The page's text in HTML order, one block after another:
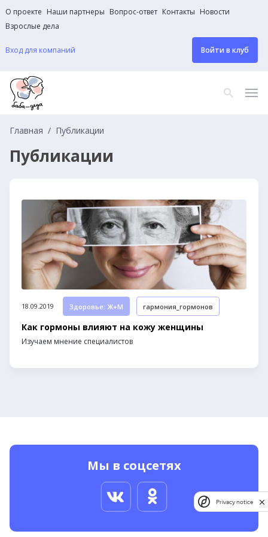
О проекте Наши партнеры Вопрос-ответ Контакты Новости
Взрослые дела
Вход для компаний Войти в клуб
Главная Публикации
Публикации
18.09.2019 Здоровье: Ж+М гармония_гормонов
Как гормоны влияют на кожу женщины
Изучаем мнение специалистов
Мы в соцсетях
Privacy notice